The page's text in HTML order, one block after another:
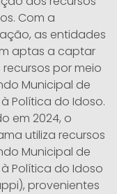
Com a
as entidades
aptas a captar
por meio
Municipal de
Política do Idoso.
em 2024, o
utiliza recursos
Municipal de
Política do Idoso
provenientes